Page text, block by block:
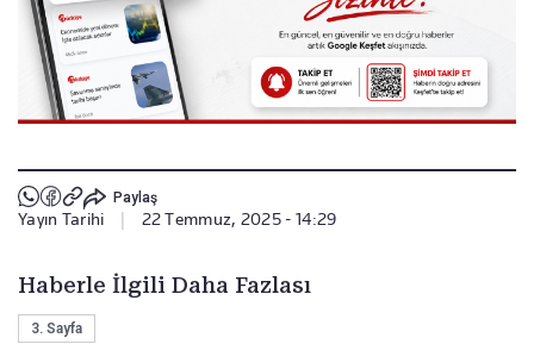
Paylaş
Yayın Tarihi 22 Temmuz, 2025 - 14:29
Haberle İlgili Daha Fazlası
3. Sayfa